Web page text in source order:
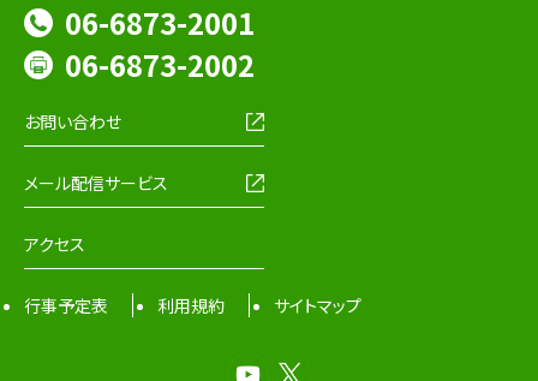
06-6873-2001
06-6873-2002
お問い合わせ
メール配信サービス
アクセス
行事予定表 利用規約 サイトマップ